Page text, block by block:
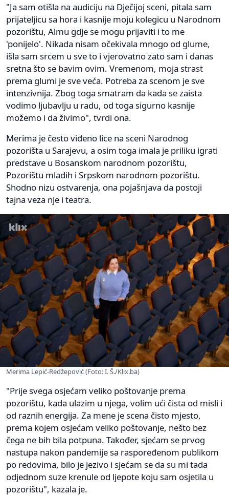
"Ja sam otišla na audiciju na Dječijoj sceni, pitala sam
prijateljicu sa hora i kasnije moju kolegicu u Narodnom
pozorištu, Almu gdje se mogu prijaviti i to me
'ponijelo'. Nikada nisam očekivala mnogo od glume,
išla sam srcem u sve to i vjerovatno zato sam i danas
sretna što se bavim ovim. Vremenom, moja strast
prema glumi je sve veća. Potreba za scenom je sve
intenzivnija. Zbog toga smatram da kada se zaista
vodimo ljubavlju u radu, od toga sigurno kasnije
možemo i da živimo", tvrdi ona.
Merima je često viđeno lice na sceni Narodnog
pozorišta u Sarajevu, a osim toga imala je priliku igrati
predstave u Bosanskom narodnom pozorištu,
Pozorištu mladih i Srpskom narodnom pozorištu.
Shodno nizu ostvarenja, ona pojašnjava da postoji
tajna veza nje i teatra.
Merima Lepić-Redžepović (Foto: I. Š./Klix.ba)
"Prije svega osjećam veliko poštovanje prema
pozorištu, kada ulazim u njega, volim ući čista od misli i
od raznih energija. Za mene je scena čisto mjesto,
prema kojem osjećam veliko poštovanje, nešto bez
čega ne bih bila potpuna. Također, sjećam se prvog
nastupa nakon pandemije sa raspoređenom publikom
po redovima, bilo je jezivo i sjećam se da su mi tada
odjednom suze krenule od ljepote koju sam osjetila u
pozorištu", kazala je.